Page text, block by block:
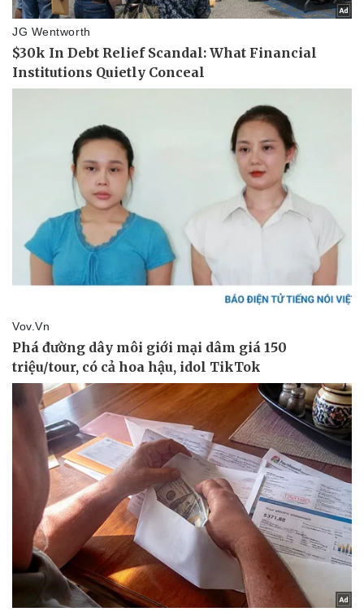
Dinh dưỡng - món ngon
Sản phụ khoa
Nam khoa
Làm đẹp - giảm cân
Phòng mạch online
Ăn sạch sống khỏe
Đời sống
Nhà đẹp
Tình yêu - Gia đình